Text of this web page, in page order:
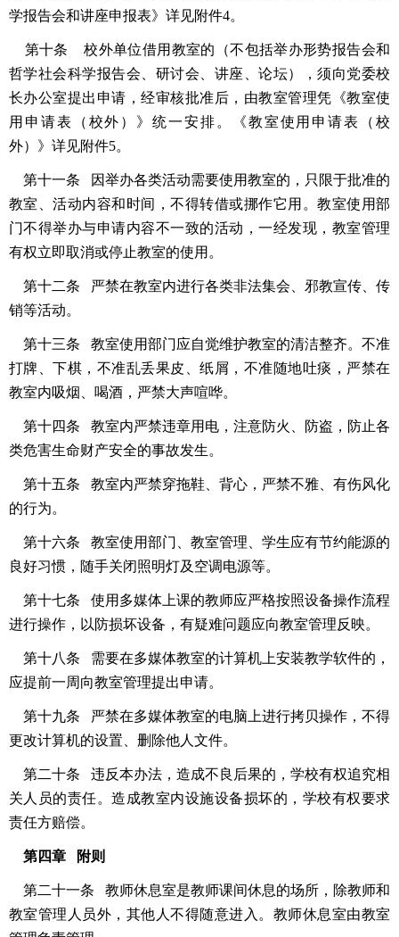
学报告会和讲座申报表》详见附件4。
第十条 校外单位借用教室的（不包括举办形势报告会和
哲学社会科学报告会、研讨会、讲座、论坛），须向党委校
长办公室提出申请，经审核批准后，由教室管理凭《教室使
用申请表（校外）》统一安排。《教室使用申请表（校
外）》详见附件5。
第十一条 因举办各类活动需要使用教室的，只限于批准的
教室、活动内容和时间，不得转借或挪作它用。教室使用部
门不得举办与申请内容不一致的活动，一经发现，教室管理
有权立即取消或停止教室的使用。
第十二条 严禁在教室内进行各类非法集会、邪教宣传、传
销等活动。
第十三条 教室使用部门应自觉维护教室的清洁整齐。不准
打牌、下棋，不准乱丢果皮、纸屑，不准随地吐痰，严禁在
教室内吸烟、喝酒，严禁大声喧哗。
第十四条 教室内严禁违章用电，注意防火、防盗，防止各
类危害生命财产安全的事故发生。
第十五条 教室内严禁穿拖鞋、背心，严禁不雅、有伤风化
的行为。
第十六条 教室使用部门、教室管理、学生应有节约能源的
良好习惯，随手关闭照明灯及空调电源等。
第十七条 使用多媒体上课的教师应严格按照设备操作流程
进行操作，以防损坏设备，有疑难问题应向教室管理反映。
第十八条 需要在多媒体教室的计算机上安装教学软件的，
应提前一周向教室管理提出申请。
第十九条 严禁在多媒体教室的电脑上进行拷贝操作，不得
更改计算机的设置、删除他人文件。
第二十条 违反本办法，造成不良后果的，学校有权追究相
关人员的责任。造成教室内设施设备损坏的，学校有权要求
责任方赔偿。
第四章 附则
第二十一条 教师休息室是教师课间休息的场所，除教师和
教室管理人员外，其他人不得随意进入。教师休息室由教室